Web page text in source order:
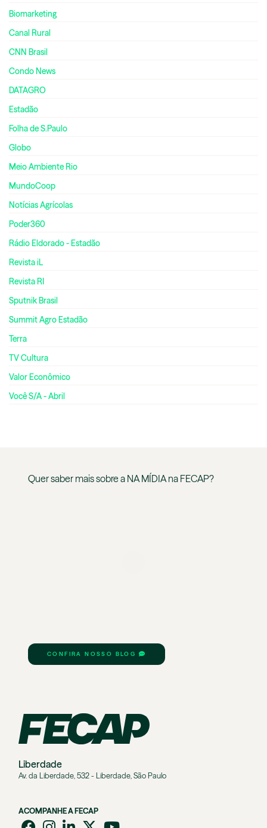
Biomarketing
Canal Rural
CNN Brasil
Condo News
DATAGRO
Estadão
Folha de S.Paulo
Globo
Meio Ambiente Rio
MundoCoop
Notícias Agrícolas
Poder360
Rádio Eldorado - Estadão
Revista iL
Revista RI
Sputnik Brasil
Summit Agro Estadão
Terra
TV Cultura
Valor Econômico
Você S/A - Abril
Quer saber mais sobre a NA MÍDIAna FECAP?
CONFIRA NOSSO BLOG
Liberdade
Av. da Liberdade, 532 - Liberdade, São Paulo
ACOMPANHE A FECAP